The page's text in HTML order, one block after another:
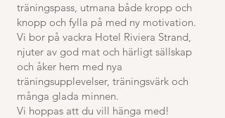
träningspass, utmana både kropp och
knopp och fylla på med ny motivation.
Vi bor på vackra Hotel Riviera Strand,
njuter av god mat och härligt sällskap
och åker hem med nya
träningsupplevelser, träningsvärk och
många glada minnen.
Vi hoppas att du vill hänga med!